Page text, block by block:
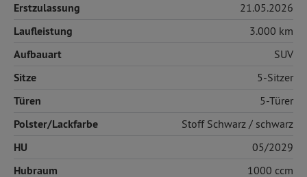
Erstzulassung 21.05.2026
Laufleistung 3.000 km
Aufbauart SUV
Sitze 5-Sitzer
Türen 5-Türer
Polster/Lackfarbe StoffSchwarz / schwarz
HU 05/2029
Hubraum 1000 ccm